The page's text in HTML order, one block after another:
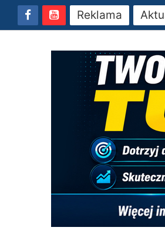
Reklama